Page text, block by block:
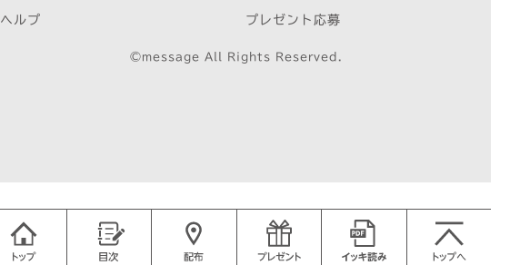
ヘルプ プレゼント応募
©message All Rights Reserved.